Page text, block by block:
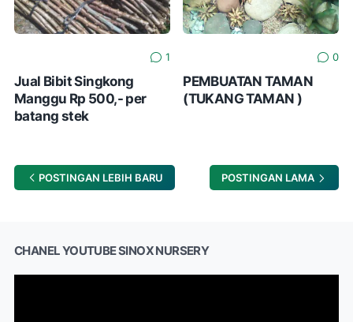
1
Jual Bibit Singkong
Manggu Rp 500,- per
batang stek
0
PEMBUATAN TAMAN
(TUKANG TAMAN )
POSTINGAN LEBIH BARU POSTINGAN LAMA
CHANEL YOUTUBE SINOX NURSERY